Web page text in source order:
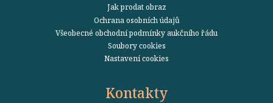
Jak prodat obraz
Ochrana osobních údajů
Všeobecné obchodní podmínky aukčního řádu
Soubory cookies
Nastavení cookies
Kontakty